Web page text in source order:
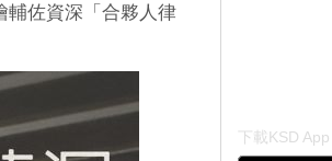
輔佐資深「合夥人律
下載KSD App